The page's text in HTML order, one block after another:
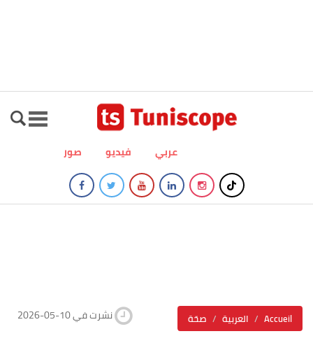
صور فيديو عربي
صحّة العربية Accueil 2026-05-10 نشرت في